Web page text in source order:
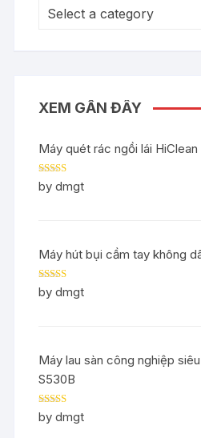
Select a category
XEM GẦN ĐÂY
Máy quét rác ngồi lái HiClean
Rated5out
of 5
by dmgt
Máy hút bụi cầm tay không
Rated5out
of 5
by dmgt
Máy lau sàn công nghiệp
S530B
Rated5out
of 5
by dmgt